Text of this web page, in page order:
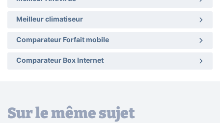
Meilleur climatiseur
Comparateur Forfait mobile
Comparateur Box Internet
Sur le même sujet